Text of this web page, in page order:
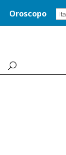
Oroscopo